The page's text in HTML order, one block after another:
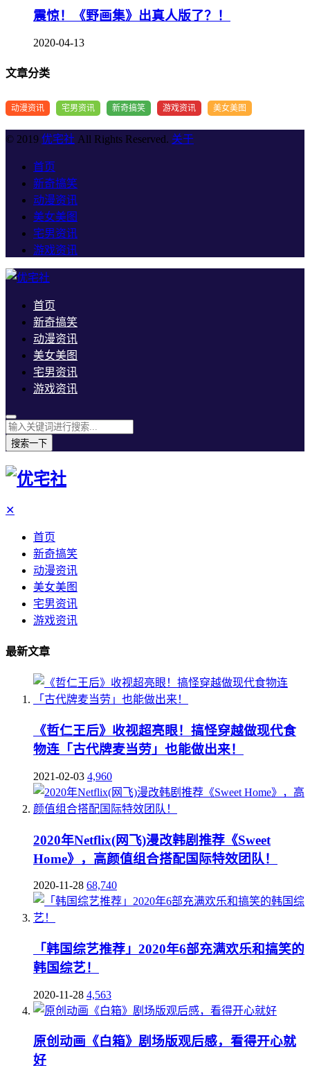
震惊！《野画集》出真人版了？！
2020-04-13
文章分类
动漫资讯 宅男资讯 新奇搞笑 游戏资讯 美女美图
© 2019 优宅社 All Rights Reserved. 关于
首页
新奇搞笑
动漫资讯
美女美图
宅男资讯
游戏资讯
首页
新奇搞笑
动漫资讯
美女美图
宅男资讯
游戏资讯
搜索一下
✕
首页
新奇搞笑
动漫资讯
美女美图
宅男资讯
游戏资讯
最新文章
《哲仁王后》收视超亮眼！搞怪穿越做现代食
物连「古代牌麦当劳」也能做出来！
2021-02-03 4,960
2020年Netflix(网飞)漫改韩剧推荐《Sweet
Home》，高颜值组合搭配国际特效团队！
2020-11-28 68,740
「韩国综艺推荐」2020年6部充满欢乐和搞笑的
韩国综艺！
2020-11-28 4,563
原创动画《白箱》剧场版观后感，看得开心就
好